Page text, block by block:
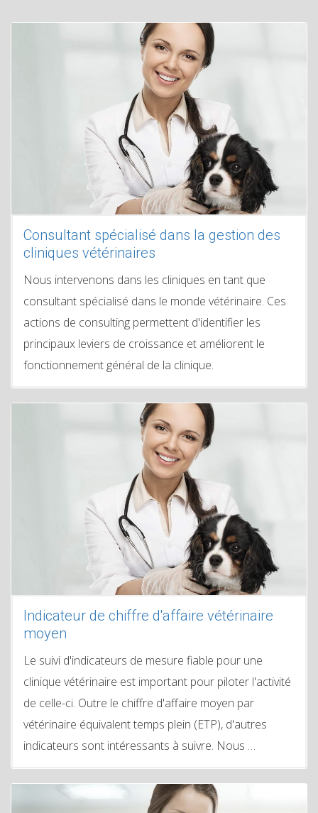
Consultant spécialisé dans la gestion des
cliniques vétérinaires
Nous intervenons dans les cliniques en tant que
consultant spécialisé dans le monde vétérinaire. Ces
actions de consulting permettent d'identifier les
principaux leviers de croissance et améliorent le
fonctionnement général de la clinique.
Indicateur de chiffre d'affaire vétérinaire
moyen
Le suivi d'indicateurs de mesure fiable pour une
clinique vétérinaire est important pour piloter l'activité
de celle-ci. Outre le chiffre d'affaire moyen par
vétérinaire équivalent temps plein (ETP), d'autres
indicateurs sont intéressants à suivre. Nous …